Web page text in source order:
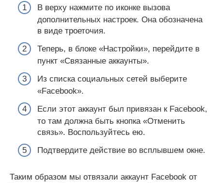
В верху нажмите по иконке вызова
дополнительных настроек. Она обозначена
в виде троеточия.
Теперь, в блоке «Настройки», перейдите в
пункт «Связанные аккаунты».
Из списка социальных сетей выберите
«Facebook».
Если этот аккаунт был привязан к Facebook,
то там должна быть кнопка «Отменить
связь». Воспользуйтесь ею.
Подтвердите действие во всплывшем окне.
Таким образом мы отвязали аккаунт Facebook от